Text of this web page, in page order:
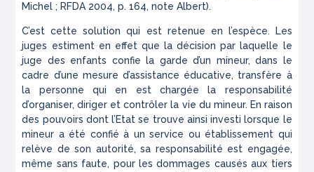
Michel ; RFDA 2004, p. 164, note Albert).
C’est cette solution qui est retenue en l’espèce. Les
juges estiment en effet que la décision par laquelle le
juge des enfants confie la garde d’un mineur, dans le
cadre d’une mesure d’assistance éducative, transfère à
la personne qui en est chargée la responsabilité
d’organiser, diriger et contrôler la vie du mineur. En raison
des pouvoirs dont l’Etat se trouve ainsi investi lorsque le
mineur a été confié à un service ou établissement qui
relève de son autorité, sa responsabilité est engagée,
même sans faute, pour les dommages causés aux tiers